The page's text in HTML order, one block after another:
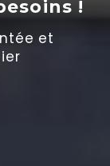
!
et